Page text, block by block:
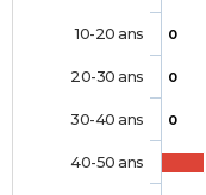
0
0
0
10-20 ans
20-30 ans
30-40 ans
40-50 ans